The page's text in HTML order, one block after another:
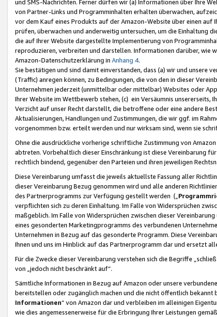
und SMS-Nachrichten. Ferner dürfen wir (a) Informationen über Ihre
von Partner-Links und Programminhalten erhalten überwachen,
vor dem Kauf eines Produkts auf der Amazon-Website über einen
prüfen, überwachen und anderweitig untersuchen, um die Einhaltung
die auf Ihrer Website dargestellte Implementierung von
reproduzieren, verbreiten und darstellen. Informationen darüber, wie
Amazon-Datenschutzerklärung in Anhang 4.
Sie bestätigen und sind damit einverstanden, dass (a) wir und
(Traffic) anregen können, zu Bedingungen, die von den in dieser
Unternehmen jederzeit (unmittelbar oder mittelbar) Websites oder
Ihrer Website im Wettbewerb stehen, (c) ein Versäumnis unsererseits,
Verzicht auf unser Recht darstellt, die betroffene oder eine andere
Aktualisierungen, Handlungen und Zustimmungen, die wir ggf. im
vorgenommen bzw. erteilt werden und nur wirksam sind, wenn sie
Ohne die ausdrückliche vorherige schriftliche Zustimmung von
abtreten. Vorbehaltlich dieser Einschränkung ist diese Vereinbarung
rechtlich bindend, gegenüber den Parteien und ihren jeweiligen
Diese Vereinbarung umfasst die jeweils aktuellste Fassung aller
dieser Vereinbarung Bezug genommen wird und alle anderen
des Partnerprogramms zur Verfügung gestellt werden („
verpflichten sich zu deren Einhaltung. Im Falle von Widersprüchen
maßgeblich. Im Falle von Widersprüchen zwischen dieser
eines gesonderten Marketingprogramms des verbundenen
Unternehmen in Bezug auf das gesonderte Programm. Diese
Ihnen und uns im Hinblick auf das Partnerprogramm dar und ersetzt
Für die Zwecke dieser Vereinbarung verstehen sich die Begriffe
von „jedoch nicht beschränkt auf“.
Sämtliche Informationen in Bezug auf Amazon oder unsere
bereitstellen oder zugänglich machen und die nicht öffentlich
Informationen“ von Amazon dar und verbleiben im alleinigen
wie dies angemessenerweise für die Erbringung Ihrer Leistungen